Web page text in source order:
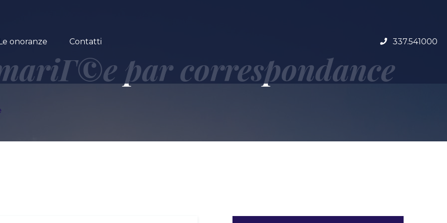
onoranze Contatti 337.541000
par correspondance